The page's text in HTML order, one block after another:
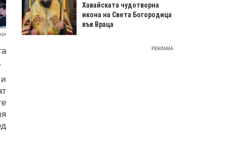
Хавайската чудотворна
икона на Света Богородица
във Враца
РЕКЛАМА